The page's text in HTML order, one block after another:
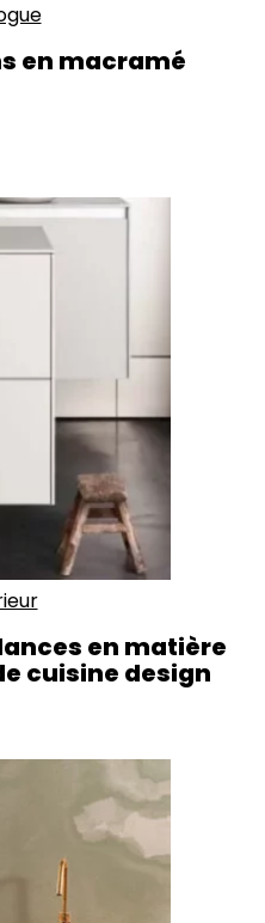
en macramé
en matière
cuisine design